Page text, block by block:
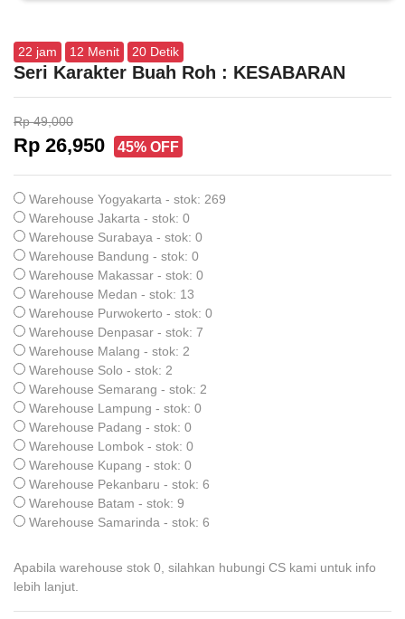
22 jam 12 Menit 20 Detik
Seri Karakter Buah Roh : KESABARAN
Rp 49,000
Rp 26,950 45% OFF
Warehouse Yogyakarta - stok: 269
Warehouse Jakarta - stok: 0
Warehouse Surabaya - stok: 0
Warehouse Bandung - stok: 0
Warehouse Makassar - stok: 0
Warehouse Medan - stok: 13
Warehouse Purwokerto - stok: 0
Warehouse Denpasar - stok: 7
Warehouse Malang - stok: 2
Warehouse Solo - stok: 2
Warehouse Semarang - stok: 2
Warehouse Lampung - stok: 0
Warehouse Padang - stok: 0
Warehouse Lombok - stok: 0
Warehouse Kupang - stok: 0
Warehouse Pekanbaru - stok: 6
Warehouse Batam - stok: 9
Warehouse Samarinda - stok: 6
Apabila warehouse stok 0, silahkan hubungi CS kami untuk info
lebih lanjut.